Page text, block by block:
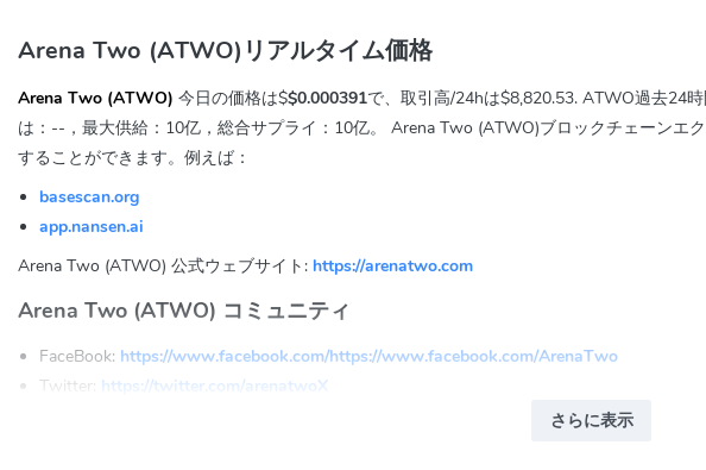
Arena Two (ATWO)リアルタイム価格
Arena Two (ATWO) 今日の価格は$$0.000391で、取引高/24hは$8,820.53. ATWO過去24
は：--，最大供給：10亿，総合サプライ：10亿。 Arena Two (ATWO)ブロックチェーンエ
することができます。例えば：
basescan.org
app.nansen.ai
Arena Two (ATWO) 公式ウェブサイト: https://arenatwo.com
Arena Two (ATWO) コミュニティ
FaceBook: https://www.facebook.com/https://www.facebook.com/ArenaTwo
Twitter: https://twitter.com/arenatwoX
さらに表示